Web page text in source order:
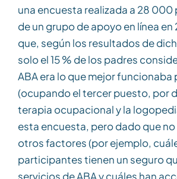
una encuesta realizada a 28 000
de un grupo de apoyo en línea en
que, según los resultados de
solo el 15 % de los padres
ABA era lo que mejor funcionaba
(ocupando el tercer puesto, por
terapia ocupacional y la
esta encuesta, pero dado que
otros factores (por ejemplo,
participantes tienen un seguro
servicios de ABA y cuáles han